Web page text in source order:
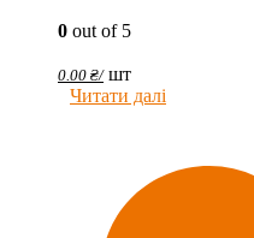
0 out of 5
0.00 ₴/ шт
Читати далі